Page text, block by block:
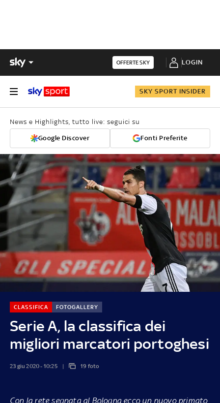
OFFERTE SKY LOGIN
SKY SPORT INSIDER
News e Highlights, tutto live: seguici su
Google Discover Fonti Preferite
Serie A, la classifica dei
migliori marcatori portoghesi
CLASSIFICA FOTOGALLERY
23 giu 2020 - 10:25 19 foto
Con la rete segnata al Bologna ecco un nuovo primato